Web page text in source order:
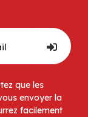
que les
envoyer la
facilement